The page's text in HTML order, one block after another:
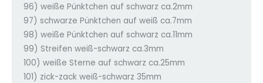
96) weiße Pünktchen auf schwarz ca.2mm
97) schwarze Pünktchen auf weiß ca.7mm
98) weiße Pünktchen auf schwarz ca.11mm
99) Streifen weiß-schwarz ca.3mm
100) weiße Sterne auf schwarz ca.25mm
101) zick-zack weiß-schwarz 35mm